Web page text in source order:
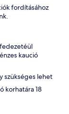
fordításához
kaució
szükséges lehet
korhatára 18